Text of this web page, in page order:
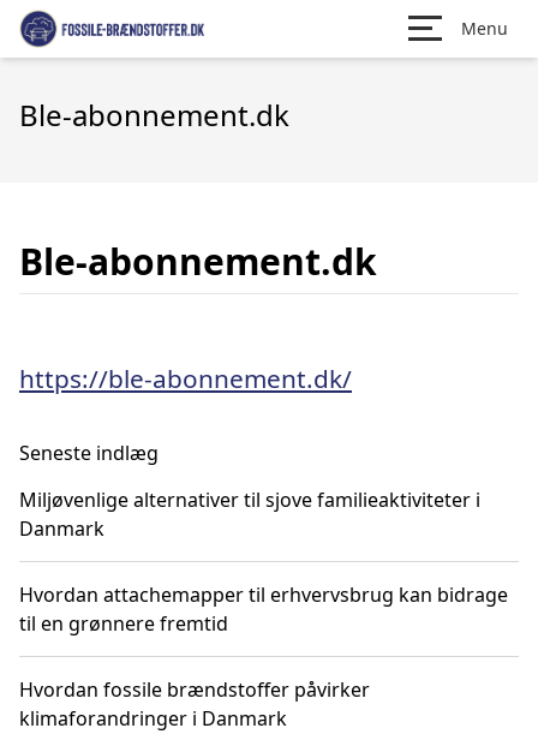
Menu
Ble-abonnement.dk
Ble-abonnement.dk
https://ble-abonnement.dk/
Seneste indlæg
Miljøvenlige alternativer til sjove familieaktiviteter i
Danmark
Hvordan attachemapper til erhvervsbrug kan bidrage
til en grønnere fremtid
Hvordan fossile brændstoffer påvirker
klimaforandringer i Danmark